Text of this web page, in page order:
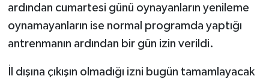
ardından cumartesi günü oynayanların yenileme
oynamayanların ise normal programda yaptığı
antrenmanın ardından bir gün izin verildi.
İl dışına çıkışın olmadığı izni bugün tamamlayacak